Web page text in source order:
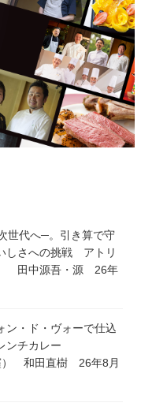
世代へ─。引き算で守
しさへの挑戦 アトリ
田中源吾・源 26年
ン・ド・ヴォーで仕込
チカレー
） 和田直樹 26年8月